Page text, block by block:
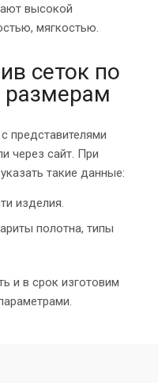
высокой
мягкостью.
сеток по
представителями
через сайт. При
такие данные:
изделия.
полотна, типы
и в срок изготовим